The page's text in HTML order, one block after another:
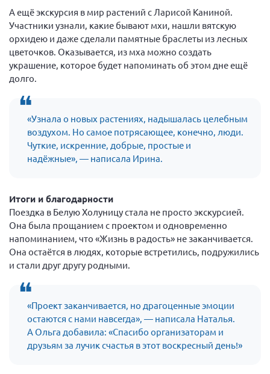
Письма и официальные ответы
Нормативно-правовые документы
Методическая литература для НКО
Публичные отчеты
Исследования, аналитика, мнения
Всероссийская онлайн конференция
"Рассеянный склероз. XX лет работы
ОООИБРС" (25-29.08.2020)
Всероссийская конференция-тренинг
"Рассеянный склероз: новые реалии" (26-
29.05.2022)
Общероссийская РС
Алтайский край
Архангельская область
Брянская область
Владимирская область
Волгоградская область
Воронежская область
А ещё экскурсия в мир растений с Ларисой Каниной.
Участники узнали, какие бывают мхи, нашли вятскую
орхидею и даже сделали памятные браслеты из лесных
цветочков. Оказывается, из мха можно создать
украшение, которое будет напоминать об этом дне ещё
долго.
«Узнала о новых растениях, надышалась целебным
воздухом. Но самое потрясающее, конечно, люди.
Чуткие, искренние, добрые, простые и
надёжные», — написала Ирина.
Итоги и благодарности
Поездка в Белую Холуницу стала не просто экскурсией.
Она была прощанием с проектом и одновременно
напоминанием, что «Жизнь в радость» не заканчивается.
Она остаётся в людях, которые встретились, подружились
и стали друг другу родными.
«Проект заканчивается, но драгоценные эмоции
остаются с нами навсегда», — написала Наталья.
А Ольга добавила: «Спасибо организаторам и
друзьям за лучик счастья в этот воскресный день!»